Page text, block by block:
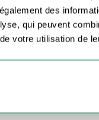
des
qui peuvent
votre utilisation de